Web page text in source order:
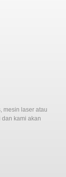
mesin laser atau
kami akan